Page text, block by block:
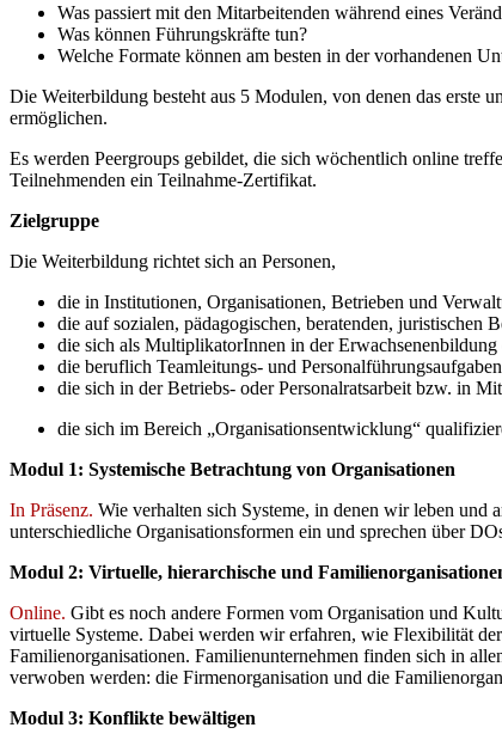
Was passiert mit den Mitarbeitenden während eines
Was können Führungskräfte tun?
Welche Formate können am besten in der vorhandenen
Die Weiterbildung besteht aus 5 Modulen, von denen das erste
ermöglichen.
Es werden Peergroups gebildet, die sich wöchentlich online
Teilnehmenden ein Teilnahme-Zertifikat.
Zielgruppe
Die Weiterbildung richtet sich an Personen,
die in Institutionen, Organisationen, Betrieben und
die auf sozialen, pädagogischen, beratenden, juristischen
die sich als MultiplikatorInnen in der Erwachsenenbildung
die beruflich Teamleitungs- und
die sich in der Betriebs- oder Personalratsarbeit bzw. in
die sich im Bereich „Organisationsentwicklung“
Modul 1: Systemische Betrachtung von Organisationen
In Präsenz. Wie verhalten sich Systeme, in denen wir leben und
unterschiedliche Organisationsformen ein und sprechen über
Modul 2: Virtuelle, hierarchische und
Online. Gibt es noch andere Formen vom Organisation und
virtuelle Systeme. Dabei werden wir erfahren, wie Flexibilität
Familienorganisationen. Familienunternehmen finden sich in
verwoben werden: die Firmenorganisation und die
Modul 3: Konflikte bewältigen